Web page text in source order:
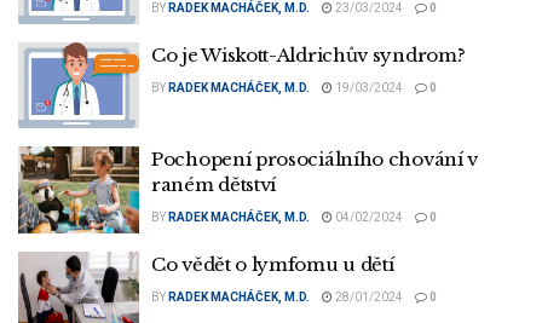
BY RADEK MACHÁČEK, M.D. 23/03/2024 0
Co je Wiskott-Aldrichův syndrom?
BY RADEK MACHÁČEK, M.D. 19/03/2024 0
Pochopení prosociálního chování v
raném dětství
BY RADEK MACHÁČEK, M.D. 04/02/2024 0
Co vědět o lymfomu u dětí
BY RADEK MACHÁČEK, M.D. 28/01/2024 0